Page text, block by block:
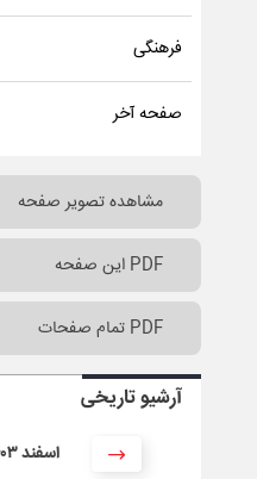
فرهنگی
صفحه آخر
مشاهده تصویر صفحه
PDF این صفحه
PDF تمام صفحات
آرشیو تاریخی
۱۴۰۳ اسفند